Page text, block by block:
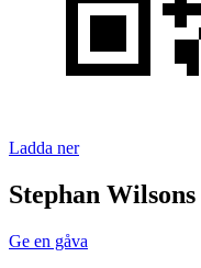
Ladda ner
Stephan Wilsons
Ge en gåva